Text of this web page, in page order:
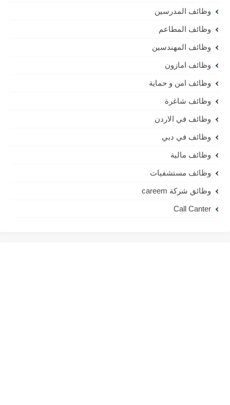
وظائف المدرسين
وظائف المطاعم
وظائف المهندسين
وظائف امازون
وظائف امن و حماية
وظائف شاغرة
وظائف في الاردن
وظائف في دبي
وظائف مالية
وظائف مستشفيات
وظائق شركة careem
Call Canter